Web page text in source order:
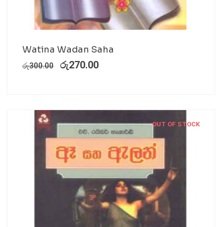
Watina Wadan Saha
රු300.00 රු270.00
OUT OF STOCK